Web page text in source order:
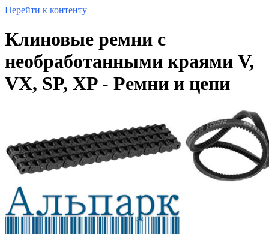
Перейти к контенту
Клиновые ремни с
необработанными краями V,
VX, SP, XP - Ремни и цепи